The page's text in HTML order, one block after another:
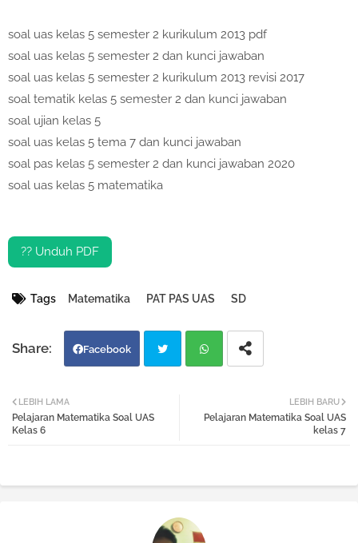
soal uas kelas 5 semester 2 kurikulum 2013 pdf
soal uas kelas 5 semester 2 dan kunci jawaban
soal uas kelas 5 semester 2 kurikulum 2013 revisi 2017
soal tematik kelas 5 semester 2 dan kunci jawaban
soal ujian kelas 5
soal uas kelas 5 tema 7 dan kunci jawaban
soal pas kelas 5 semester 2 dan kunci jawaban 2020
soal uas kelas 5 matematika
?? Unduh PDF
Tags Matematika PAT PAS UAS SD
Facebook
tter atsa
LEBIH BARU
Pelajaran Matematika Soal UAS
kelas 7
LEBIH LAMA
Pelajaran Matematika Soal UAS
Kelas 6